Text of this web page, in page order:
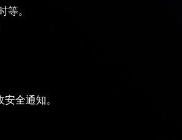
。
全通知。